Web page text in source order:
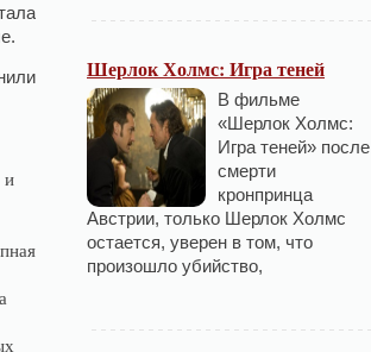
Шерлок Холмс: Игра теней
В фильме
«Шерлок Холмс:
Игра теней» после
смерти
кронпринца
Австрии, только Шерлок Холмс
остается, уверен в том, что
произошло убийство,
и